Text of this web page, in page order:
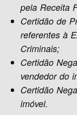
pela Receita
Certidão de
referentes à
Criminais;
Certidão
vendedor do
Certidão
imóvel.